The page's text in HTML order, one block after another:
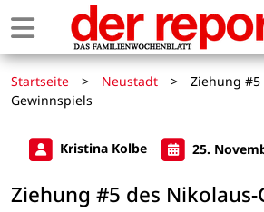
Startseite > Neustadt >
Ziehung #5
Gewinnspiels
Kristina Kolbe 25.
Ziehung #5 des